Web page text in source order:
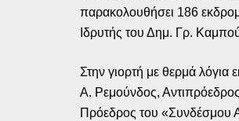
παρακολουθήσει 186
Ιδρυτής του Δημ. Γρ.
Στην γιορτή με θερμά λόγια
Α. Ρεμούνδος,
Πρόεδρος του «Συνδέσμου